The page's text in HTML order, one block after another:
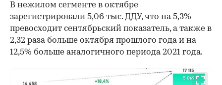
В нежилом сегменте в октябре
зарегистрировали 5,06 тыс. ДДУ, что на 5,3%
превосходит сентябрьский показатель, а также в
2,32 раза больше октября прошлого года и на
12,5% больше аналогичного периода 2021 года.